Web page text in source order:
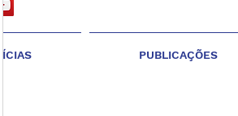
PUBLICAÇÕES